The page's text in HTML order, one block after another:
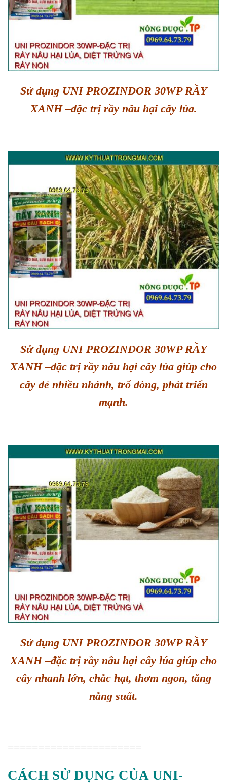
Sử dụng UNI PROZINDOR 30WP RẦY
XANH –đặc trị rầy nâu hại cây lúa.
Sử dụng UNI PROZINDOR 30WP RẦY
XANH –đặc trị rầy nâu hại cây lúa giúp cho
cây đẻ nhiều nhánh, trổ đòng, phát triển
mạnh.
Sử dụng UNI PROZINDOR 30WP RẦY
XANH –đặc trị rầy nâu hại cây lúa giúp cho
cây nhanh lớn, chắc hạt, thơm ngon, tăng
nằng suất.
======================
CÁCH SỬ DỤNG CỦA UNI-